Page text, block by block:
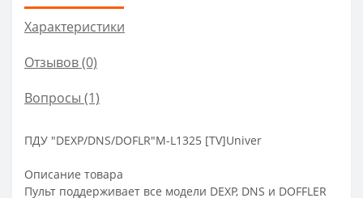
Характеристики
Отзывов (0)
Вопросы (1)
ПДУ "DEXP/DNS/DOFLR"M-L1325 [TV]Univer
Описание товара
Пульт поддерживает все модели DEXP, DNS и DOFFLER